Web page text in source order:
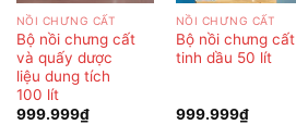
NỒI CHƯNG CẤT
Bộ nồi chưng cất
và quấy dược
liệu dung tích
100 lít
999.999₫
NỒI CHƯNG CẤT
Bộ nồi chưng cất
tinh dầu 50 lít
999.999₫